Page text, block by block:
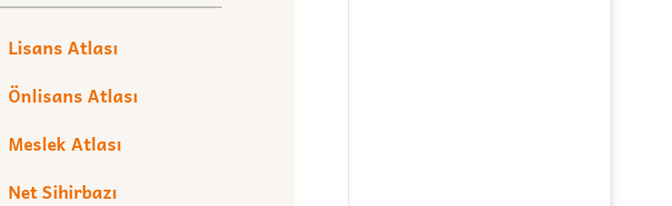
Lisans Atlası
Önlisans Atlası
Meslek Atlası
Net Sihirbazı